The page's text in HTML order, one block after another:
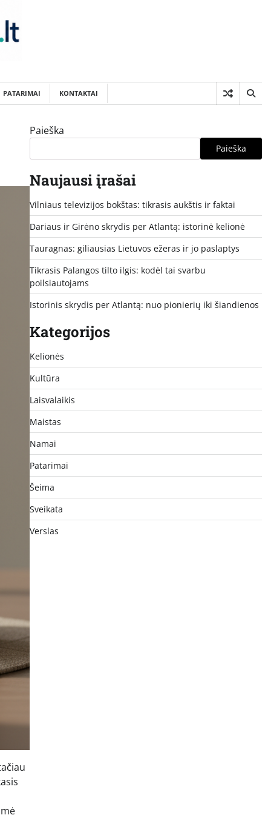
PATARIMAI KONTAKTAI
Paieška
Paieška
Naujausi įrašai
Vilniaus televizijos bokštas: tikrasis aukštis ir faktai
Dariaus ir Girėno skrydis per Atlantą: istorinė kelionė
Tauragnas: giliausias Lietuvos ežeras ir jo paslaptys
Tikrasis Palangos tilto ilgis: kodėl tai svarbu
poilsiautojams
Istorinis skrydis per Atlantą: nuo pionierių iki šiandienos
Kategorijos
Kelionės
Kultūra
Laisvalaikis
Maistas
Namai
Patarimai
Šeima
Sveikata
Verslas